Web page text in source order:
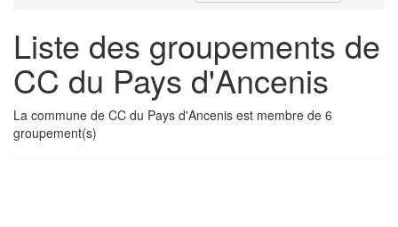
Liste des groupements de
CC du Pays d'Ancenis
La commune de CC du Pays d'Ancenis est membre de 6
groupement(s)